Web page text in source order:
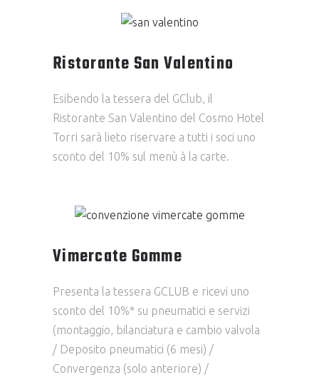
Ristorante San Valentino
Esibendo la tessera del GClub, il
Ristorante San Valentino del Cosmo Hotel
Torri sarà lieto riservare a tutti i soci uno
sconto del 10% sul menù à la carte.
Vimercate Gomme
Presenta la tessera GCLUB e ricevi uno
sconto del 10%* su pneumatici e servizi
(montaggio, bilanciatura e cambio valvola
/ Deposito pneumatici (6 mesi) /
Convergenza (solo anteriore) /